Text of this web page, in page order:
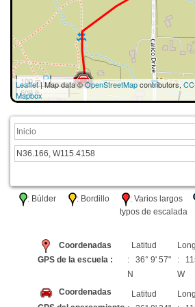
100 m
500 ft
Leaflet| Map data ©OpenStreetMapcontributors,
Mapbox
: Búlder : Bordillo : Varios largos
typos de escalada
Coordenadas
GPS de la escuela :
Latitud
: 36° 9' 57"
N
:
W
Coordenadas
Latitud